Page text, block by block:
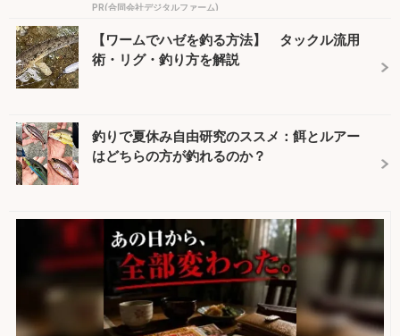
PR(合同会社デジタルファーム)
【ワームでハゼを釣る方法】 タックル流用
術・リグ・釣り方を解説
釣りで夏休み自由研究のススメ：餌とルアー
はどちらの方が釣れるのか？